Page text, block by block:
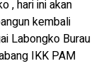
, hari ini akan
kembali
Labongko Burau
IKK PAM